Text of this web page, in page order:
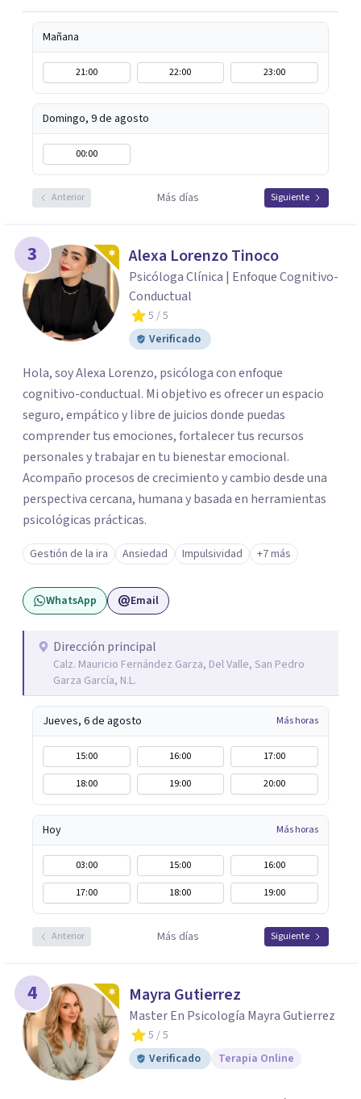
Mañana
21:00 22:00 23:00
Domingo, 9 de agosto
00:00
Anterior Más días Siguiente
3 Alexa Lorenzo Tinoco
Psicóloga Clínica | Enfoque Cognitivo-
Conductual
5 / 5
Verificado
Hola, soy Alexa Lorenzo, psicóloga con enfoque
cognitivo-conductual. Mi objetivo es ofrecer un espacio
seguro, empático y libre de juicios donde puedas
comprender tus emociones, fortalecer tus recursos
personales y trabajar en tu bienestar emocional.
Acompaño procesos de crecimiento y cambio desde una
perspectiva cercana, humana y basada en herramientas
psicológicas prácticas.
Gestión de la ira Ansiedad Impulsividad +7 más
WhatsApp Email
Dirección principal
Calz. Mauricio Fernández Garza, Del Valle, San Pedro
Garza García, N.L.
Jueves, 6 de agosto Más horas
15:00 16:00
17:00
18:00
19:00 20:00
Hoy Más horas
03:00 15:00
16:00
17:00
18:00 19:00
Anterior Más días Siguiente
4 Mayra Gutierrez
Master En Psicología Mayra Gutierrez
5 / 5
Verificado
Terapia Online